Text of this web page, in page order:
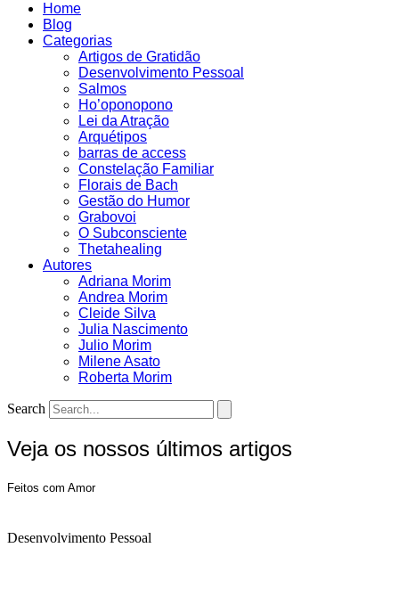
Home
Blog
Categorias
Artigos de Gratidão
Desenvolvimento Pessoal
Salmos
Ho’oponopono
Lei da Atração
Arquétipos
barras de access
Constelação Familiar
Florais de Bach
Gestão do Humor
Grabovoi
O Subconsciente
Thetahealing
Autores
Adriana Morim
Andrea Morim
Cleide Silva
Julia Nascimento
Julio Morim
Milene Asato
Roberta Morim
Search
Veja os nossos últimos artigos
Feitos com Amor
Desenvolvimento Pessoal